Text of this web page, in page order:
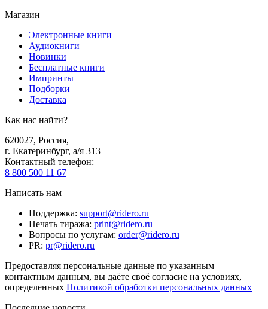
Магазин
Электронные книги
Аудиокниги
Новинки
Бесплатные книги
Импринты
Подборки
Доставка
Как нас найти?
620027, Россия,
г. Екатеринбург, а/я 313
Контактный телефон:
8 800 500 11 67
Написать нам
Поддержка: support@ridero.ru
Печать тиража: print@ridero.ru
Вопросы по услугам: order@ridero.ru
PR: pr@ridero.ru
Предоставляя персональные данные по указанным
контактным данным, вы даёте своё согласие на условиях,
определенных Политикой обработки персональных данных